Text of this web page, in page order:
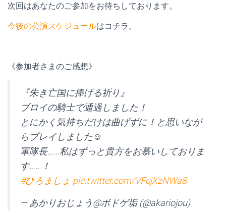
次回はあなたのご参加をお待ちしております。
今後の公演スケジュールはコチラ。
《参加者さまのご感想》
『朱き亡国に捧げる祈り』
ブロイの騎士で通過しました！
とにかく気持ちだけは曲げずに！と思いなが
らプレイしました☺️
軍隊長……私はずっと貴方をお慕いしておりま
す……！
#ひろましょ pic.twitter.com/VFcjXzNWa8
— あかりおじょう@ボドゲ垢 (@akariojou)